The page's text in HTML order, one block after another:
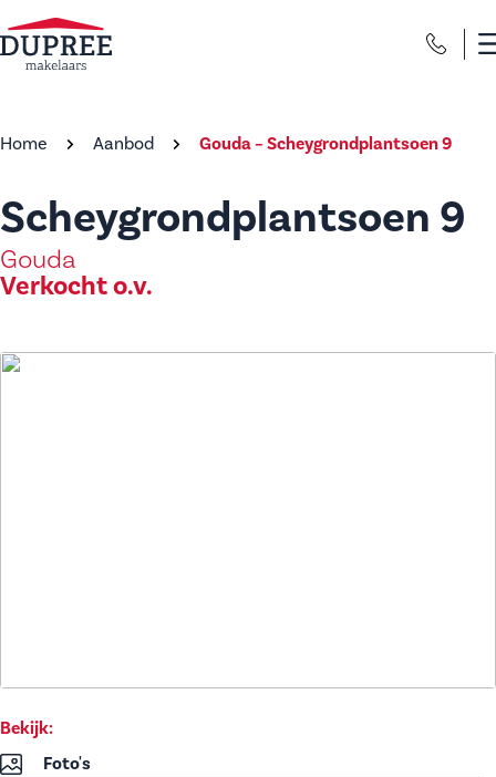
Home Aanbod Gouda – Scheygrondplantsoen 9
Scheygrondplantsoen 9
Gouda
Verkocht o.v.
Bekijk:
Foto's